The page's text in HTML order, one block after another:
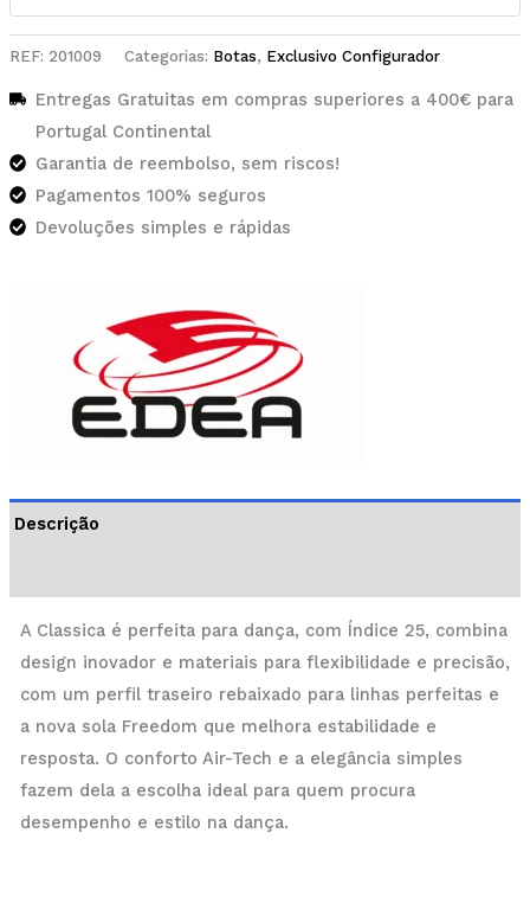
REF: 201009 Categorias: Botas, Exclusivo Configurador
Entregas Gratuitas em compras superiores a 400€ para
Portugal Continental
Garantia de reembolso, sem riscos!
Pagamentos 100% seguros
Devoluções simples e rápidas
Descrição
A Classica é perfeita para dança, com Índice 25, combina
design inovador e materiais para flexibilidade e precisão,
com um perfil traseiro rebaixado para linhas perfeitas e
a nova sola Freedom que melhora estabilidade e
resposta. O conforto Air-Tech e a elegância simples
fazem dela a escolha ideal para quem procura
desempenho e estilo na dança.